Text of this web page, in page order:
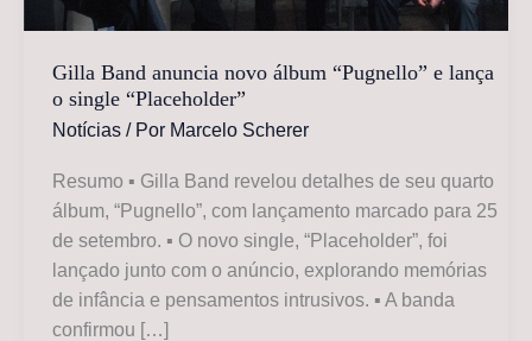
Gilla Band anuncia novo álbum “Pugnello” e lança
o single “Placeholder”
Notícias / Por Marcelo Scherer
Resumo ▪ Gilla Band revelou detalhes de seu quarto
álbum, “Pugnello”, com lançamento marcado para 25
de setembro. ▪ O novo single, “Placeholder”, foi
lançado junto com o anúncio, explorando memórias
de infância e pensamentos intrusivos. ▪ A banda
confirmou […]